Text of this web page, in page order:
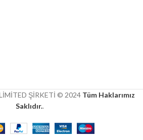
ŞİRKETİ © 2024 Tüm Haklarımız
Saklıdır..